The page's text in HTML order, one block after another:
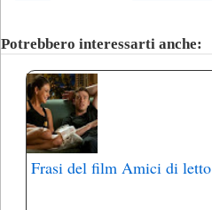
Potrebbero interessarti anche:
Frasi del film Amici di letto